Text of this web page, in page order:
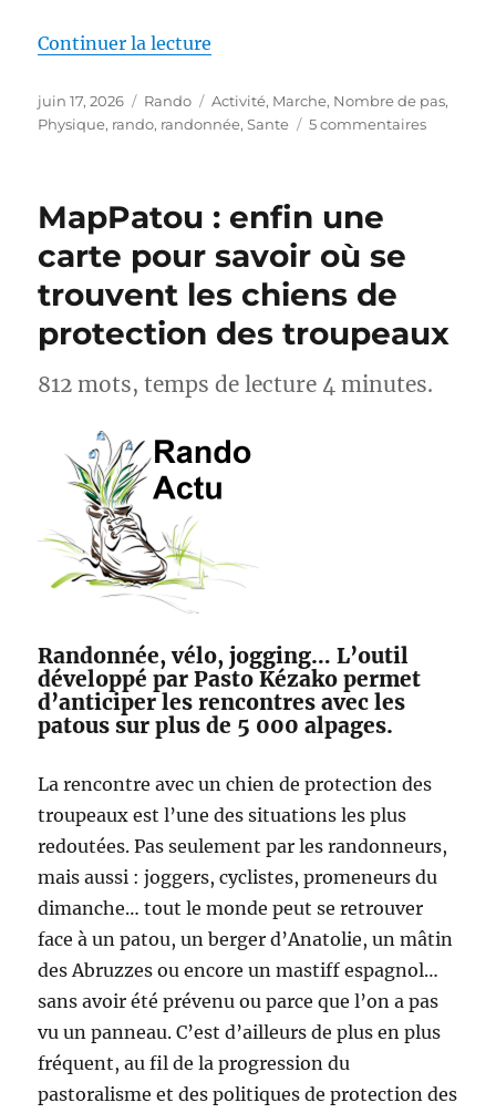
Continuer la lecture
Publié
le
juin 17, 2026 Catégories
Rando Étiquettes
Activité, Marche, Nombre de pas,
Physique, rando, randonnée,Sante 5 commentairessur
MapPatou : enfin une
carte pour savoir où se
trouvent les chiens de
protection des troupeaux
812 mots, temps de lecture 4 minutes.
Randonnée, vélo, jogging… L’outil
développé par Pasto Kézako permet
d’anticiper les rencontres avec les
patous sur plus de 5 000 alpages.
La rencontre avec un chien de protection des
troupeaux est l’une des situations les plus
redoutées. Pas seulement par les randonneurs,
mais aussi : joggers, cyclistes, promeneurs du
dimanche… tout le monde peut se retrouver
face à un patou, un berger d’Anatolie, un mâtin
des Abruzzes ou encore un mastiff espagnol…
sans avoir été prévenu ou parce que l’on a pas
vu un panneau. C’est d’ailleurs de plus en plus
fréquent, au fil de la progression du
pastoralisme et des politiques de protection des